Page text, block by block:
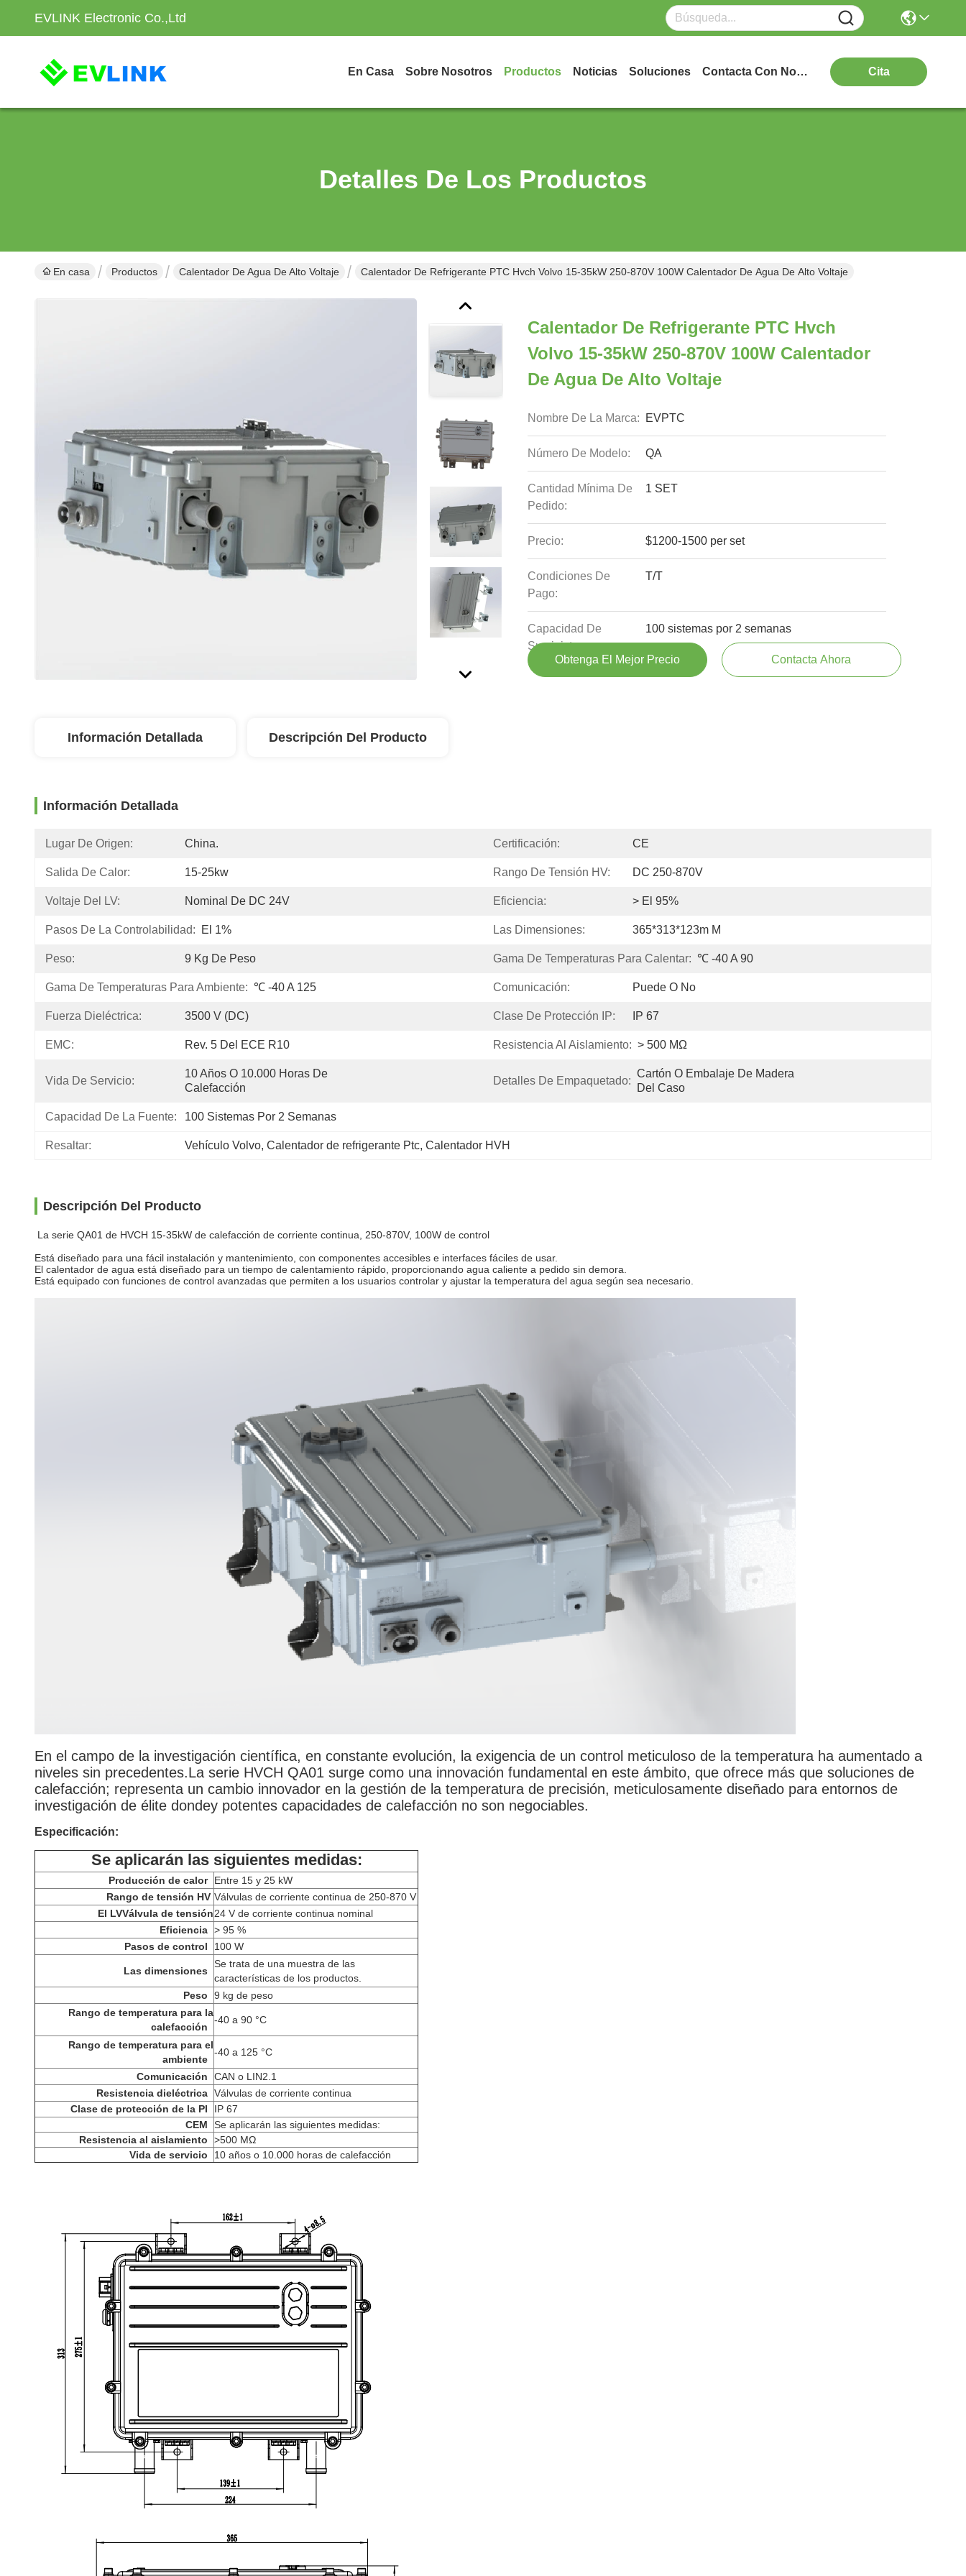
EVLINK Electronic Co.,Ltd
En Casa Sobre Nosotros Productos Noticias Soluciones Contacta Con Nosotros Cita
Detalles De Los Productos
En casa Productos Calentador De Agua De Alto Voltaje Calentador De Refrigerante PTC Hvch Volvo 15-35kW 250-870V 100W Calentador De Agua De Alto Voltaje
Calentador De Refrigerante PTC Hvch
Volvo 15-35kW 250-870V 100W Calentador
De Agua De Alto Voltaje
Nombre De La Marca: EVPTC
Número De Modelo: QA
Cantidad Mínima De
Pedido:
1 SET
Precio: $1200-1500 per set
Condiciones De
Pago:
T/T
Capacidad De
Suministro:
100 sistemas por 2 semanas
Obtenga El Mejor Precio Contacta Ahora
Información Detallada Descripción Del Producto
Información Detallada
Lugar De Origen: China. Certificación: CE
Salida De Calor: 15-25kw Rango De Tensión HV: DC 250-870V
Voltaje Del LV: Nominal De DC 24V Eficiencia: > El 95%
Pasos De La Controlabilidad: El 1% Las Dimensiones: 365*313*123m M
Peso: 9 Kg De Peso Gama De Temperaturas Para Calentar: ℃ -40 A 90
Gama De Temperaturas Para Ambiente: ℃ -40 A 125 Comunicación: Puede O No
Fuerza Dieléctrica: 3500 V (DC) Clase De Protección IP: IP 67
EMC: Rev. 5 Del ECE R10 Resistencia Al Aislamiento: > 500 MΩ
Vida De Servicio:
10 Años O 10.000 Horas De
Calefacción
Detalles De Empaquetado:
Cartón O Embalaje De Madera
Del Caso
Capacidad De La Fuente: 100 Sistemas Por 2 Semanas
Resaltar: Vehículo Volvo, Calentador de refrigerante Ptc, Calentador HVH
Descripción Del Producto
La serie QA01 de HVCH 15-35kW de calefacción de corriente continua, 250-870V, 100W de control
Está diseñado para una fácil instalación y mantenimiento, con componentes accesibles e interfaces fáciles de usar.
El calentador de agua está diseñado para un tiempo de calentamiento rápido, proporcionando agua caliente a pedido sin demora.
Está equipado con funciones de control avanzadas que permiten a los usuarios controlar y ajustar la temperatura del agua según sea necesario.
En el campo de la investigación científica, en constante evolución, la exigencia de un control meticuloso de la temperatura ha aumentado a
niveles sin precedentes.La serie HVCH QA01 surge como una innovación fundamental en este ámbito, que ofrece más que soluciones de
calefacción; representa un cambio innovador en la gestión de la temperatura de precisión, meticulosamente diseñado para entornos de
investigación de élite dondey potentes capacidades de calefacción no son negociables.
Especificación:
Se aplicarán las siguientes medidas:
Producción de calor
Entre 15 y 25 kW
Rango de tensión HV Válvulas de corriente continua de 250-870 V
El LVVálvula de tensión24 V de corriente continua nominal
Eficiencia > 95 %
Pasos de control
100 W
Las dimensiones
Se trata de una muestra de las
características de los productos.
Peso
9 kg de peso
Rango de temperatura para la
calefacción
-40 a 90 °C
Rango de temperatura para el
ambiente
-40 a 125 °C
Comunicación
CAN o LIN2.1
Resistencia dieléctrica Válvulas de corriente continua
Clase de protección de la PI
IP 67
CEM
Se aplicarán las siguientes medidas:
Resistencia al aislamiento
>500 MΩ
Vida de servicio
10 años o 10.000 horas de calefacción